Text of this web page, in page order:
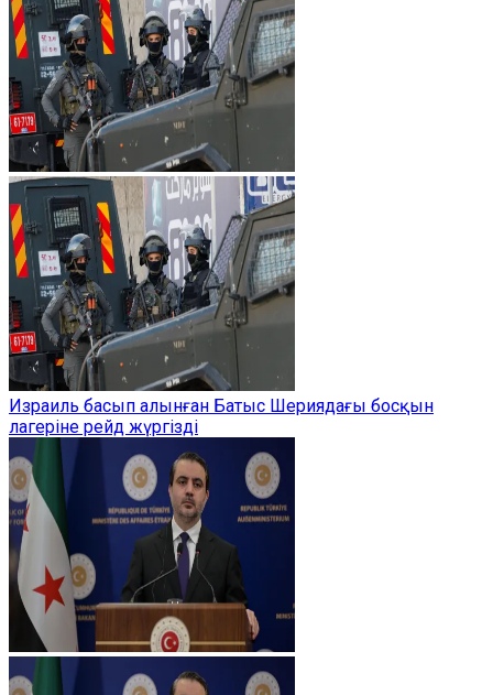
Израиль басып алынған Батыс Шериядағы босқын
лагеріне рейд жүргізді